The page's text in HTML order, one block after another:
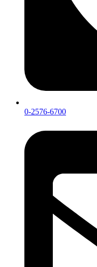
0-2576-6700